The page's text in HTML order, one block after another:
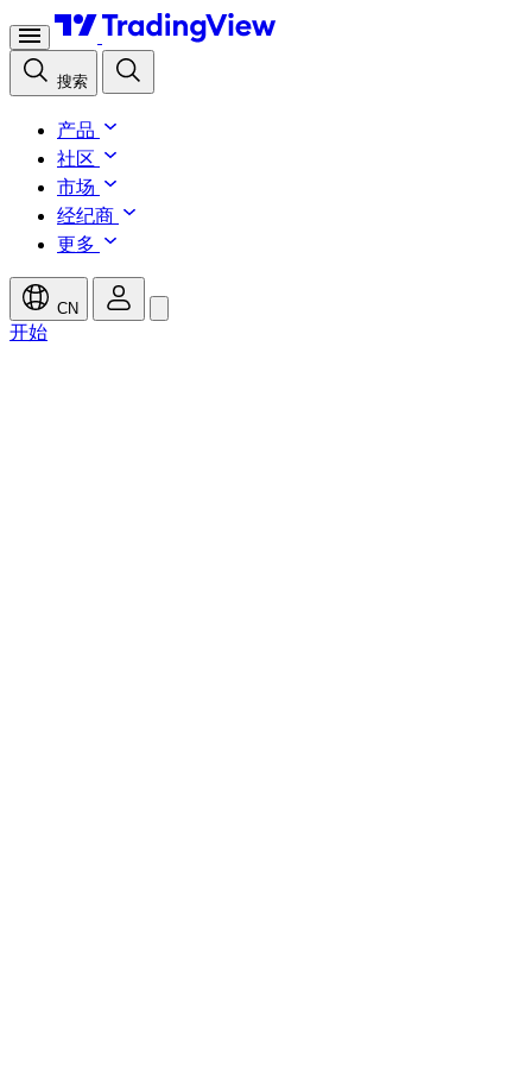
搜索
产品
社区
市场
经纪商
更多
CN
开始